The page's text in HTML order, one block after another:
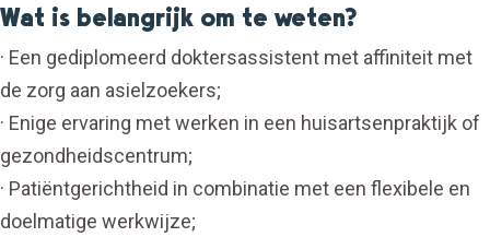
Wat is belangrijk om te weten?
· Een gediplomeerd doktersassistent met affiniteit met
de zorg aan asielzoekers;
· Enige ervaring met werken in een huisartsenpraktijk of
gezondheidscentrum;
· Patiëntgerichtheid in combinatie met een flexibele en
doelmatige werkwijze;